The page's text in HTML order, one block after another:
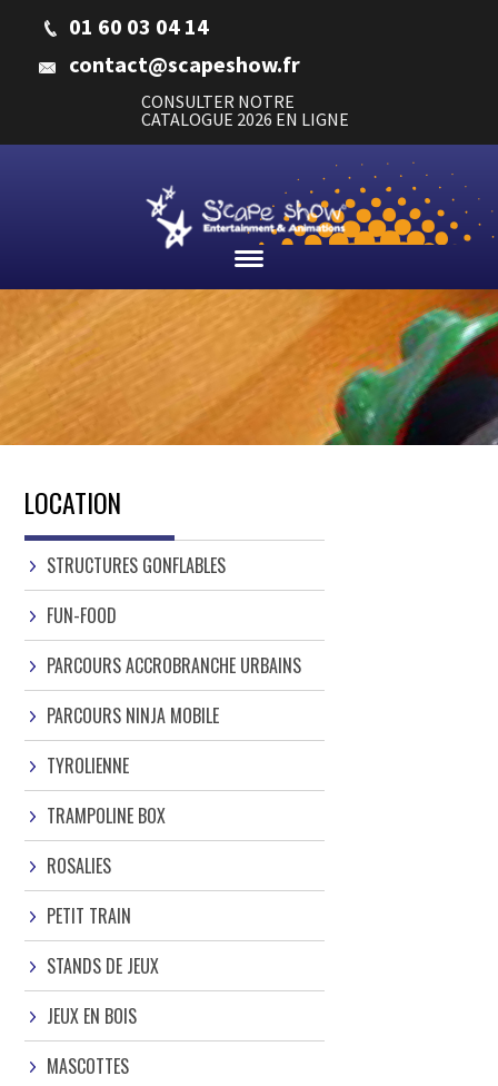
01 60 03 04 14
contact@scapeshow.fr
CONSULTER NOTRE
CATALOGUE 2026 EN LIGNE
LOCATION
STRUCTURES GONFLABLES
FUN-FOOD
PARCOURS ACCROBRANCHE URBAINS
PARCOURS NINJA MOBILE
TYROLIENNE
TRAMPOLINE BOX
ROSALIES
PETIT TRAIN
STANDS DE JEUX
JEUX EN BOIS
MASCOTTES